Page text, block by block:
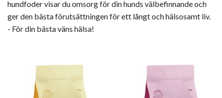
hundfoder visar du omsorg för din hunds välbefinnande och
ger den bästa förutsättningen för ett långt och hälsosamt liv.
- För din bästa väns hälsa!